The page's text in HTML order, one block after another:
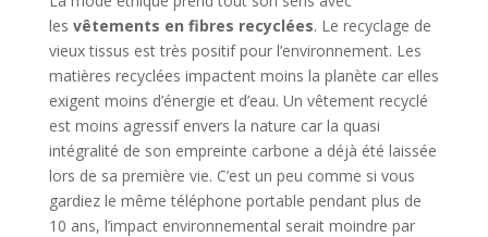
les vêtements en fibres recyclées. Le recyclage de
vieux tissus est très positif pour l’environnement. Les
matières recyclées impactent moins la planète car elles
exigent moins d’énergie et d’eau. Un vêtement recyclé
est moins agressif envers la nature car la quasi
intégralité de son empreinte carbone a déjà été laissée
lors de sa première vie. C’est un peu comme si vous
gardiez le même téléphone portable pendant plus de
10 ans, l’impact environnemental serait moindre par